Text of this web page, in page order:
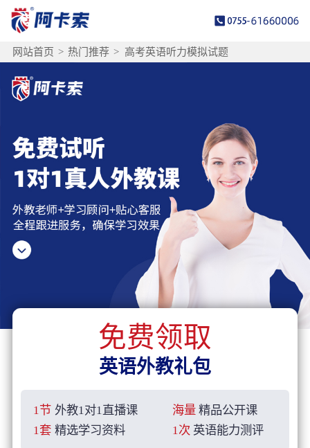
网站首页 > 热门推荐 > 高考英语听力模拟试题
免费领取
英语外教礼包
1节 外教1对1直播课 海量 精品公开课
1套 精选学习资料 1次 英语能力测评